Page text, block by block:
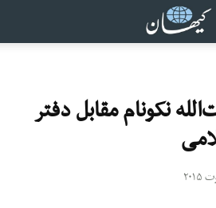
نکونام مقابل دفتر